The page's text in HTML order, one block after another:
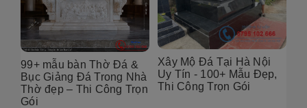
99+ mẫu bàn Thờ Đá &
Bục Giảng Đá Trong Nhà
Thờ đẹp – Thi Công Trọn
Gói
Xây Mộ Đá Tại Hà Nội
Uy Tín - 100+ Mẫu Đẹp,
Thi Công Trọn Gói